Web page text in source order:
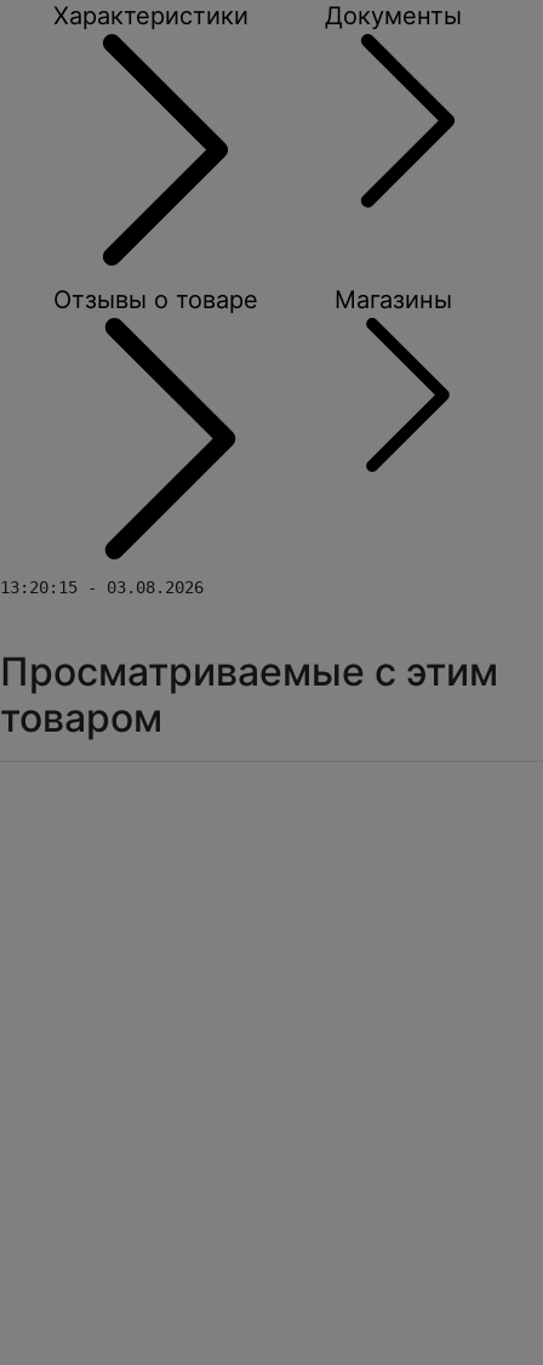
Характеристики Документы
Отзывы о товаре Магазины
13:20:15 - 03.08.2026
Просматриваемые с этим
товаром